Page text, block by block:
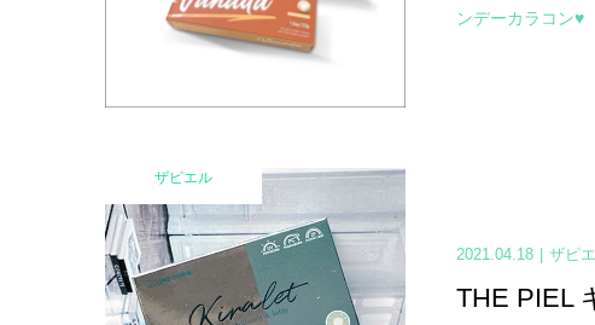
ンデーカラコン♥
ザピエル
2021.04.18 ザピ
THE PIEL